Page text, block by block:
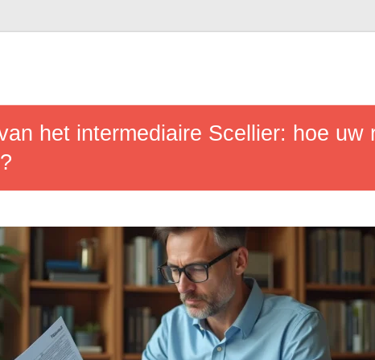
het intermediaire Scellier: hoe uw